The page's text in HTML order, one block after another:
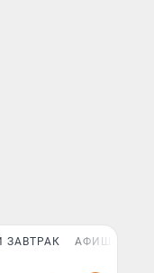
ЗАВТРАК АФИША PLUS